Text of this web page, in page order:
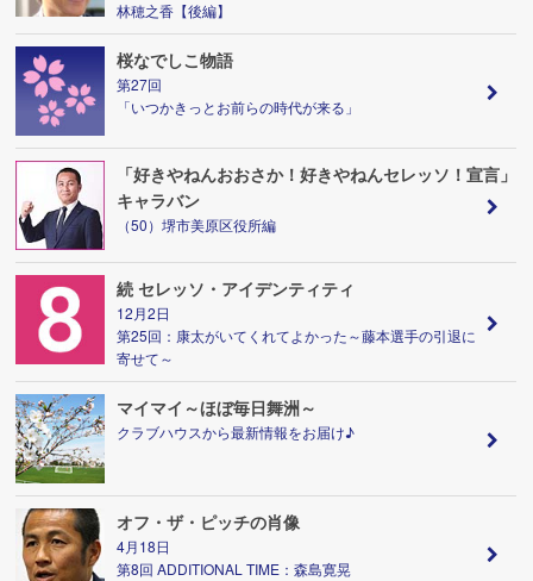
林穂之香【後編】
桜なでしこ物語
第27回
「いつかきっとお前らの時代が来る」
「好きやねんおおさか！好きやねんセレッソ！宣言」
キャラバン
（50）堺市美原区役所編
続 セレッソ・アイデンティティ
12月2日
第25回：康太がいてくれてよかった～藤本選手の引退に
寄せて～
マイマイ～ほぼ毎日舞洲～
クラブハウスから最新情報をお届け♪
オフ・ザ・ピッチの肖像
4月18日
第8回 ADDITIONAL TIME：森島寛晃